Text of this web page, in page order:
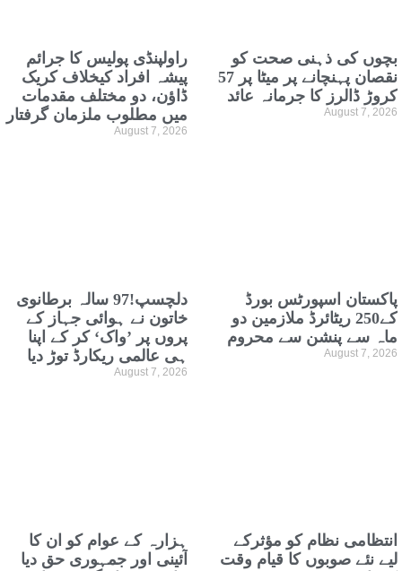
راولپنڈی پولیس کا جرائم
پیشہ افراد کیخلاف کریک
ڈاؤن، دو مختلف مقدمات
میں مطلوب ملزمان گرفتار
August 7, 2026
بچوں کی ذہنی صحت کو
نقصان پہنچانے پر میٹا پر 57
کروڑ ڈالرز کا جرمانہ عائد
August 7, 2026
دلچسپ!97 سالہ برطانوی
خاتون نے ہوائی جہاز کے
پروں پر ’واک‘ کر کے اپنا
ہی عالمی ریکارڈ توڑ دیا
August 7, 2026
پاکستان اسپورٹس بورڈ
کے250 ریٹائرڈ ملازمین دو
ماہ سے پنشن سے محروم
August 7, 2026
ہزارہ کے عوام کو ان کا
آئینی اور جمہوری حق دیا
لیے نئے صوبوں کا قیام وقت